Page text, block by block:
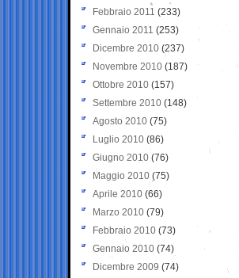
Febbraio 2011 (233)
Gennaio 2011 (253)
Dicembre 2010 (237)
Novembre 2010 (187)
Ottobre 2010 (157)
Settembre 2010 (148)
Agosto 2010 (75)
Luglio 2010 (86)
Giugno 2010 (76)
Maggio 2010 (75)
Aprile 2010 (66)
Marzo 2010 (79)
Febbraio 2010 (73)
Gennaio 2010 (74)
Dicembre 2009 (74)